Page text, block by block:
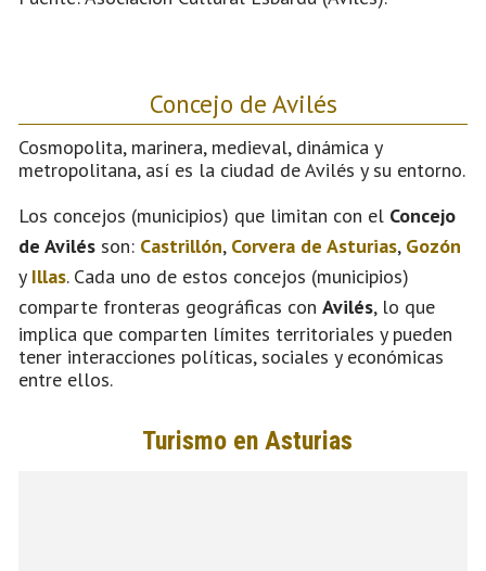
Concejo de Avilés
Cosmopolita, marinera, medieval, dinámica y
metropolitana, así es la ciudad de Avilés y su entorno.
Los concejos (municipios) que limitan con el Concejo
de Avilés son: Castrillón, Corvera de Asturias, Gozón
y Illas. Cada uno de estos concejos (municipios)
comparte fronteras geográficas con Avilés, lo que
implica que comparten límites territoriales y pueden
tener interacciones políticas, sociales y económicas
entre ellos.